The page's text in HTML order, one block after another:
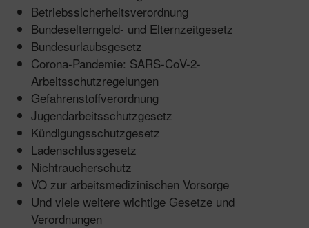
Betriebssicherheitsverordnung
Bundeselterngeld- und Elternzeitgesetz
Bundesurlaubsgesetz
Corona-Pandemie: SARS-CoV-2-
Arbeitsschutzregelungen
Gefahrenstoffverordnung
Jugendarbeitsschutzgesetz
Kündigungsschutzgesetz
Ladenschlussgesetz
Nichtraucherschutz
VO zur arbeitsmedizinischen Vorsorge
Und viele weitere wichtige Gesetze und
Verordnungen